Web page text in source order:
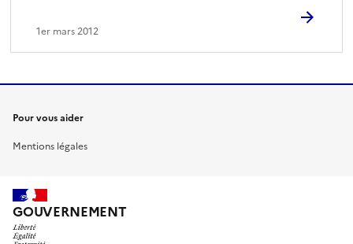
1er mars 2012
Pour vous aider
Mentions légales
GOUVERNEMENT